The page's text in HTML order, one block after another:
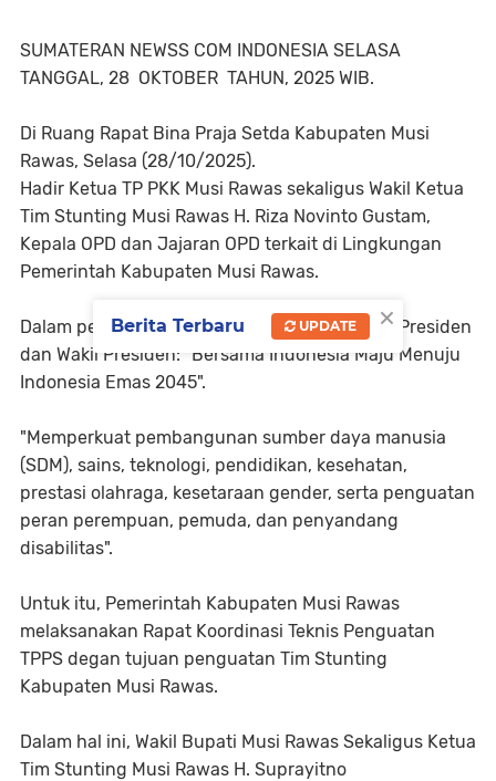
SUMATERAN NEWSS COM INDONESIA SELASA
TANGGAL, 28 OKTOBER TAHUN, 2025 WIB.
Di Ruang Rapat Bina Praja Setda Kabupaten Musi
Rawas, Selasa (28/10/2025).
Hadir Ketua TP PKK Musi Rawas sekaligus Wakil Ketua
Tim Stunting Musi Rawas H. Riza Novinto Gustam,
Kepala OPD dan Jajaran OPD terkait di Lingkungan
Pemerintah Kabupaten Musi Rawas.
Dalam penurunan Stunting di Indonesia, Visii Presiden
dan Wakil Presiden: "Bersama Indonesia Maju Menuju
Indonesia Emas 2045".
"Memperkuat pembangunan sumber daya manusia
(SDM), sains, teknologi, pendidikan, kesehatan,
prestasi olahraga, kesetaraan gender, serta penguatan
peran perempuan, pemuda, dan penyandang
disabilitas".
Untuk itu, Pemerintah Kabupaten Musi Rawas
melaksanakan Rapat Koordinasi Teknis Penguatan
TPPS degan tujuan penguatan Tim Stunting
Kabupaten Musi Rawas.
Dalam hal ini, Wakil Bupati Musi Rawas Sekaligus Ketua
Tim Stunting Musi Rawas H. Suprayitno
×
Berita Terbaru UPDATE